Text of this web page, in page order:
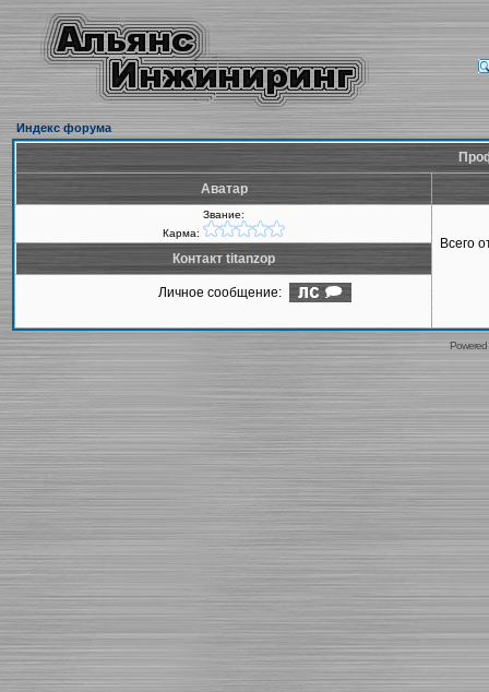
Индекс форума
Аватар
Звание:
Карма:
Всего
Контакт titanzop
Личное сообщение: